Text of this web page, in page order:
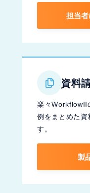
担当者
資料
楽々WorkflowII
例をまとめた資
す。
製